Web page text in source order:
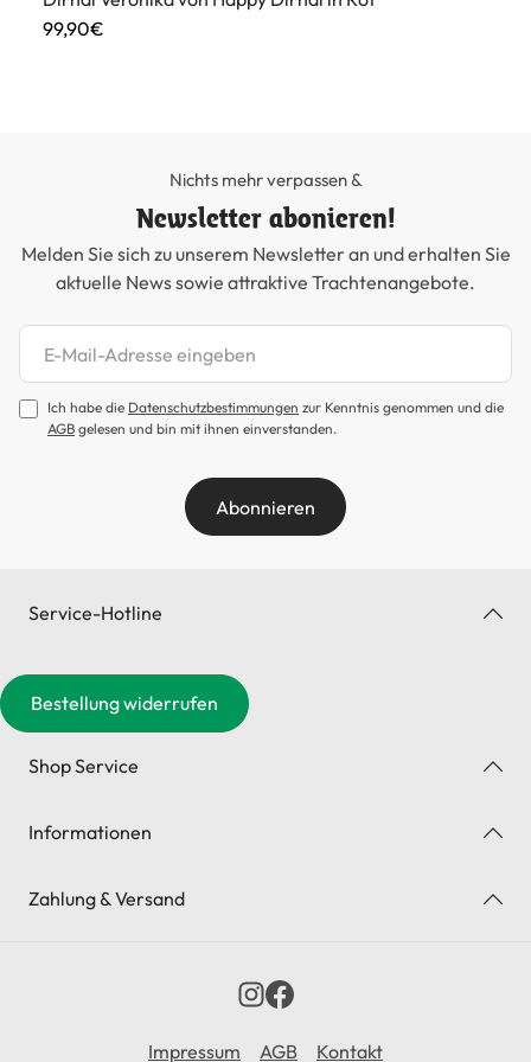
99,90€
Nichts mehr verpassen &
Newsletter abonieren!
Melden Sie sich zu unserem Newsletter an und erhalten Sie
aktuelle News sowie attraktive Trachtenangebote.
Newsletter abonnieren
Ich habe die Datenschutzbestimmungen zur Kenntnis genommen und die
AGB gelesen und bin mit ihnen einverstanden.
Abonnieren
Service-Hotline
Bestellung widerrufen
Shop Service
Informationen
Zahlung & Versand
Impressum AGB Kontakt